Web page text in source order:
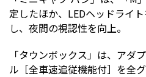
定したほか、LEDヘッドライ
し、夜間の視認性を向上。
「タウンボックス」は、アダ
ル［全車速追従機能付］を全